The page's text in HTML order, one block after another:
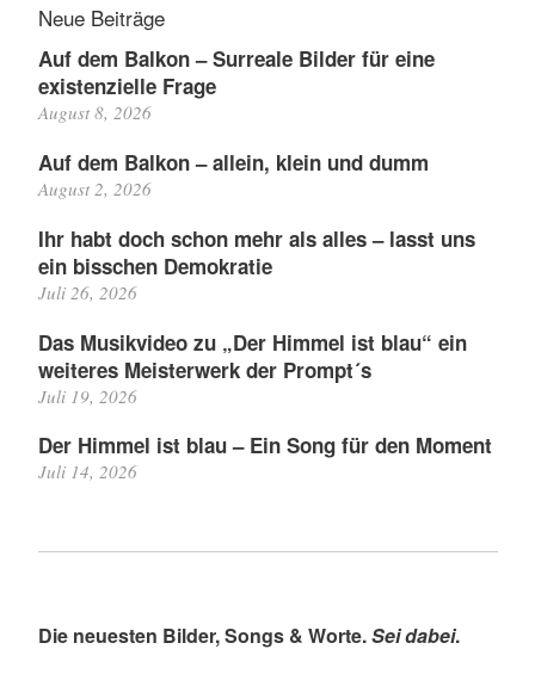
Neue Beiträge
Auf dem Balkon – Surreale Bilder für eine
existenzielle Frage
August 8, 2026
Auf dem Balkon – allein, klein und dumm
August 2, 2026
Ihr habt doch schon mehr als alles – lasst uns
ein bisschen Demokratie
Juli 26, 2026
Das Musikvideo zu „Der Himmel ist blau“ ein
weiteres Meisterwerk der Prompt´s
Juli 19, 2026
Der Himmel ist blau – Ein Song für den Moment
Juli 14, 2026
Die neuesten Bilder, Songs & Worte.Sei dabei.